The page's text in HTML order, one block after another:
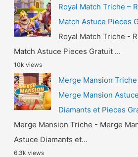
Royal Match Triche –
Match Astuce Pieces
Royal Match Triche -
Match Astuce Pieces Gratuit ...
10k views
Merge Mansion Triche
Merge Mansion Astuce
Diamants et Pieces
Merge Mansion Triche - Merge
Astuce Diamants et...
6.3k views